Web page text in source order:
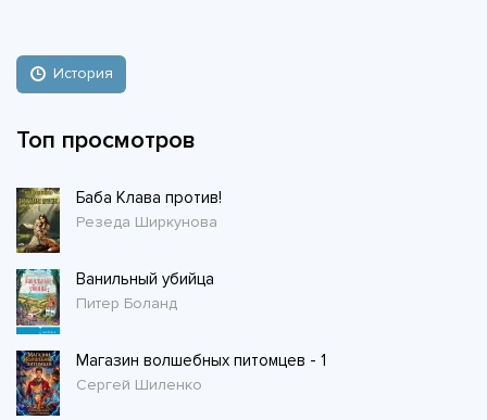
История
Топ просмотров
Баба Клава против!
Резеда Ширкунова
Ванильный убийца
Питер Боланд
Магазин волшебных питомцев - 1
Сергей Шиленко